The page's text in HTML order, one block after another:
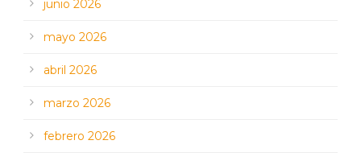
junio 2026
mayo 2026
abril 2026
marzo 2026
febrero 2026